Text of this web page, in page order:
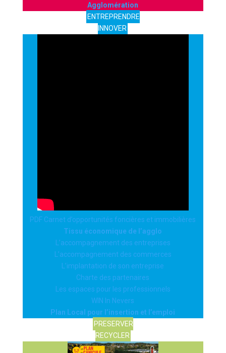
Agglomération
ENTREPRENDRE
INNOVER
PDF Carnet d’opportunités foncières et immobilières
Tissu économique de l’agglo
L’accompagnement des entreprises
L’accompagnement des commerces
L’implantation de son entreprise
Charte des partenaires
Les espaces pour les professionnels
WIN In Nevers
Plan Local pour l’insertion et l’emploi
PRESERVER
RECYCLER